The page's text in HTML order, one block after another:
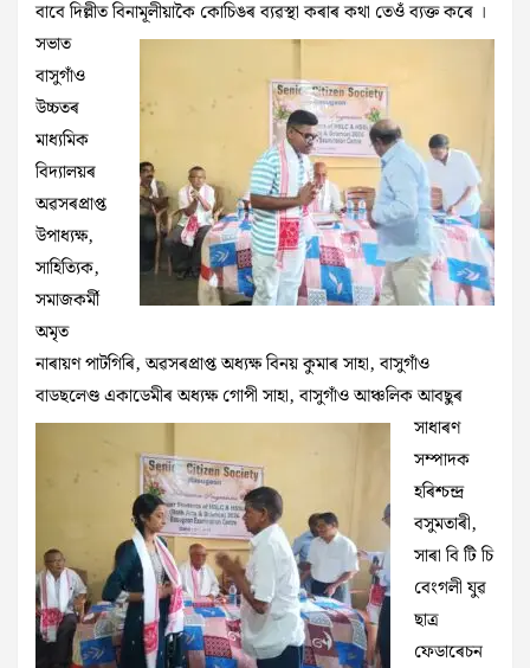
বাবে দিল্লীত বিনামূলীয়াকৈ কোচিঙৰ ব্যৱস্থা কৰাৰ কথা তেওঁ ব্যক্ত কৰে ।
সভাত
বাসুগাঁও
উচ্চতৰ
মাধ্যমিক
বিদ্যালয়ৰ
অৱসৰপ্ৰাপ্ত
উপাধ্যক্ষ,
সাহিত্যিক,
সমাজকৰ্মী
অমৃত
নাৰায়ণ পাটগিৰি, অৱসৰপ্ৰাপ্ত অধ্যক্ষ বিনয় কুমাৰ সাহা, বাসুগাঁও
বাডছলেণ্ড একাডেমীৰ অধ্যক্ষ গোপী সাহা,বাসুগাঁও আঞ্চলিক আবছুৰ
সাধাৰণ
সম্পাদক
হৰিশ্চন্দ্ৰ
বসুমতাৰী,
সাৰা বি টি চি
বেংগলী যুৱ
ছাত্ৰ
ফেডাৰেচন